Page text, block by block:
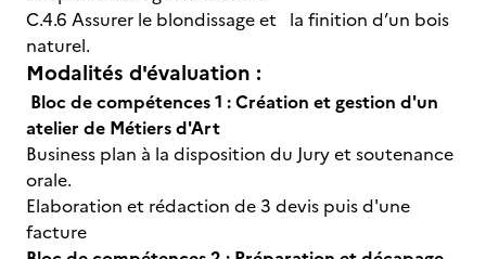
C.4.6 Assurer le blondissage et la finition d’un bois
naturel.
Modalités d'évaluation :
Bloc de compétences 1 : Création et gestion d'un
atelier de Métiers d'Art
Business plan à la disposition du Jury et soutenance
orale.
Elaboration et rédaction de 3 devis puis d'une
facture